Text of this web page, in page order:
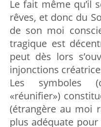
Le fait même qu’il
rêves, et donc du
de son moi
tragique est
peut dès lors
injonctions
Les symboles
«réunifier»)
(étrangère au moi
plus adéquate